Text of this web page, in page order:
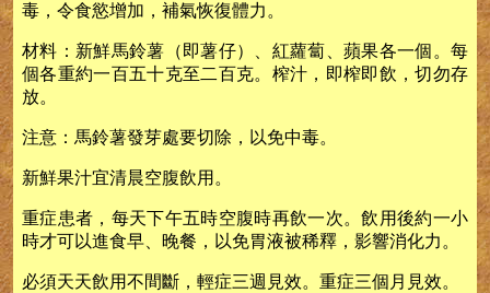
毒，令食慾增加，補氣恢復體力。
材料：新鮮馬鈴薯（即薯仔）、紅蘿蔔、蘋果各一個。每
個各重約一百五十克至二百克。榨汁，即榨即飲，切勿存
放。
注意：馬鈴薯發芽處要切除，以免中毒。
新鮮果汁宜清晨空腹飲用。
重症患者，每天下午五時空腹時再飲一次。飲用後約一小
時才可以進食早、晚餐，以免胃液被稀釋，影響消化力。
必須天天飲用不間斷，輕症三週見效。重症三個月見效。